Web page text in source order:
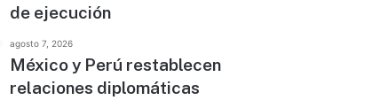
de ejecución
agosto 7, 2026
México y Perú restablecen
relaciones diplomáticas